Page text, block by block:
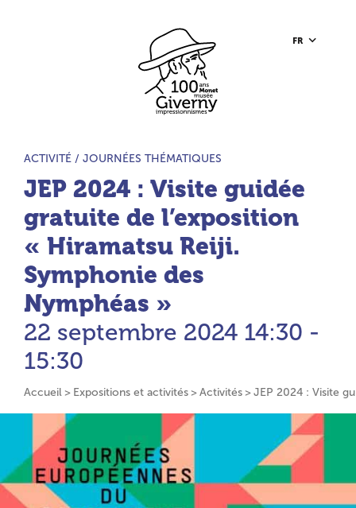
FR
Accueil du site
TYPE D’ACTIVITÉ :
ACTIVITÉ /JOURNÉES THÉMATIQUES
JEP 2024 : Visite guidée
gratuite de l’exposition
« Hiramatsu Reiji.
Symphonie des
Nymphéas »
22 septembre 2024 14:30 -
15:30
Accueil Expositions et activités Activités JEP 2024 : Visite